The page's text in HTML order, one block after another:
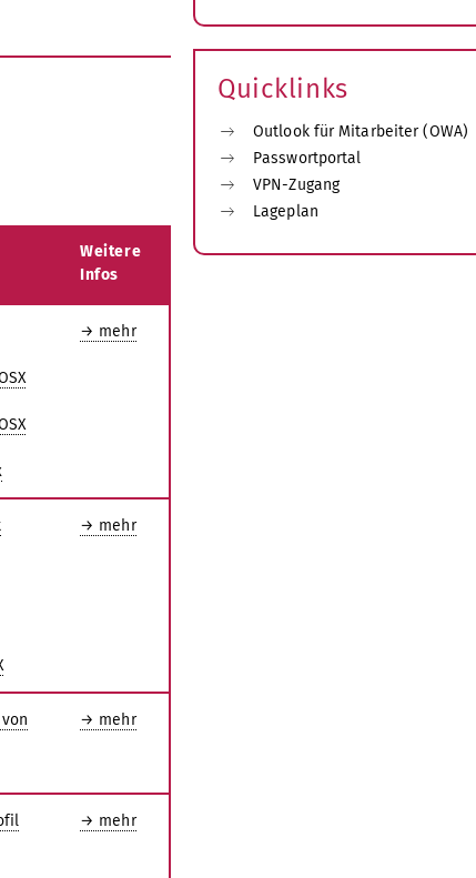
Weitere
Infos
→ mehr
→ mehr
→ mehr
→ mehr
öffnen
Quicklinks
Outlook für Mitarbeiter (OWA)
Passwortportal
VPN-Zugang
Lageplan